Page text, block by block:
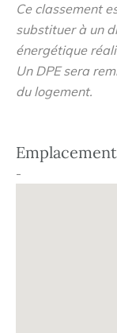
Ce classement
substituer à un
énergétique
Un DPE sera
du logement.
Emplacement
-